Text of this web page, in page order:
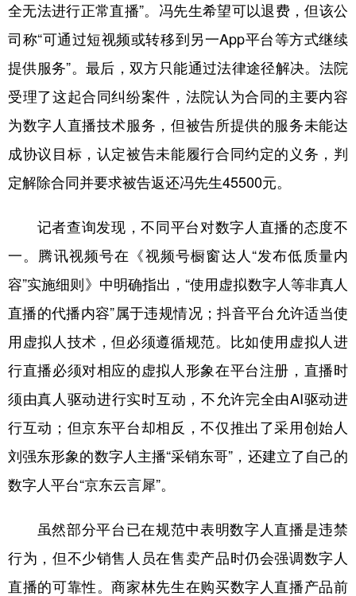
全无法进行正常直播”。冯先生希望可以退费，但该公
司称“可通过短视频或转移到另一App平台等方式继续
提供服务”。最后，双方只能通过法律途径解决。法院
受理了这起合同纠纷案件，法院认为合同的主要内容
为数字人直播技术服务，但被告所提供的服务未能达
成协议目标，认定被告未能履行合同约定的义务，判
定解除合同并要求被告返还冯先生45500元。
记者查询发现，不同平台对数字人直播的态度不
一。腾讯视频号在《视频号橱窗达人“发布低质量内
容”实施细则》中明确指出，“使用虚拟数字人等非真人
直播的代播内容”属于违规情况；抖音平台允许适当使
用虚拟人技术，但必须遵循规范。比如使用虚拟人进
行直播必须对相应的虚拟人形象在平台注册，直播时
须由真人驱动进行实时互动，不允许完全由AI驱动进
行互动；但京东平台却相反，不仅推出了采用创始人
刘强东形象的数字人主播“采销东哥”，还建立了自己的
数字人平台“京东云言犀”。
虽然部分平台已在规范中表明数字人直播是违禁
行为，但不少销售人员在售卖产品时仍会强调数字人
直播的可靠性。商家林先生在购买数字人直播产品前